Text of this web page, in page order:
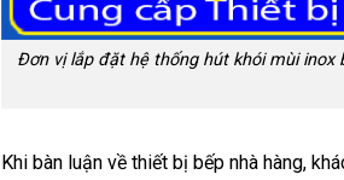
Đơn vị lắp đặt hệ thống hút khói mùi inox
Khi bàn luận về thiết bị bếp nhà hàng,